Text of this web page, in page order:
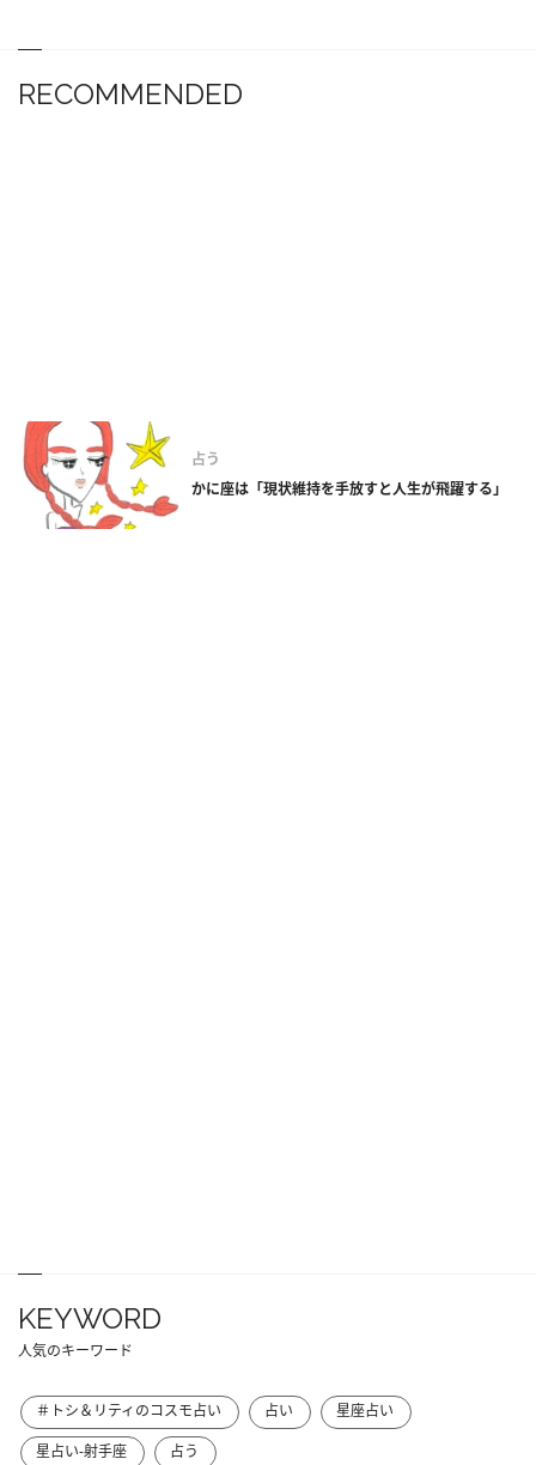
RECOMMENDED
占う
かに座は「現状維持を手放すと人生が飛躍する」
KEYWORD
人気のキーワード
＃トシ＆リティのコスモ占い 占い
星座占い
星占い-射手座
占う